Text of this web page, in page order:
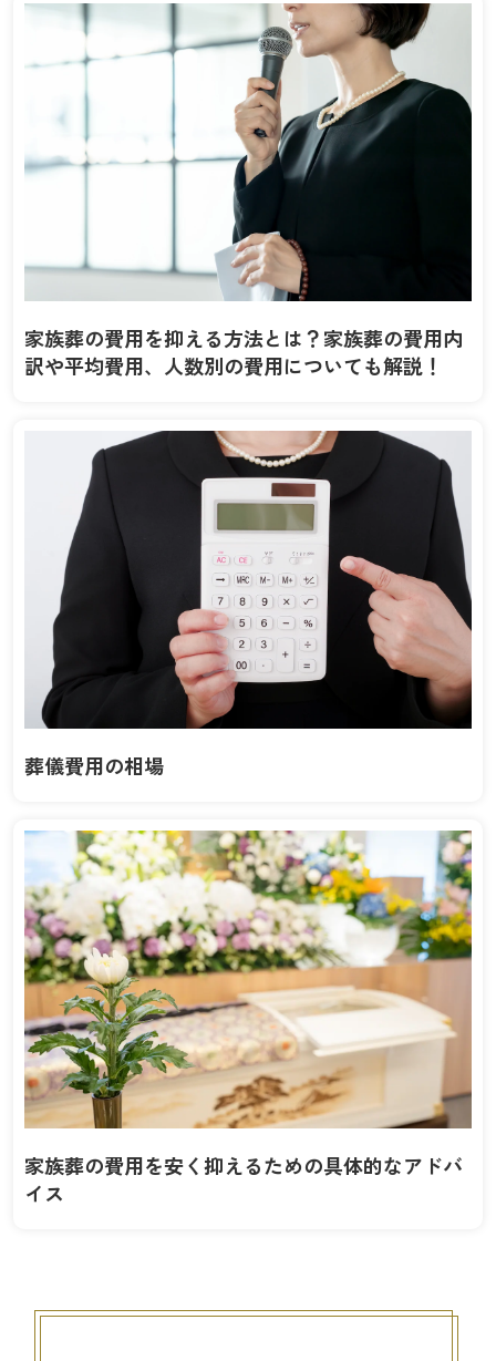
家族葬の費用を抑える方法とは？家族葬の費用内
訳や平均費用、人数別の費用についても解説！
葬儀費用の相場
家族葬の費用を安く抑えるための具体的なアドバ
イス